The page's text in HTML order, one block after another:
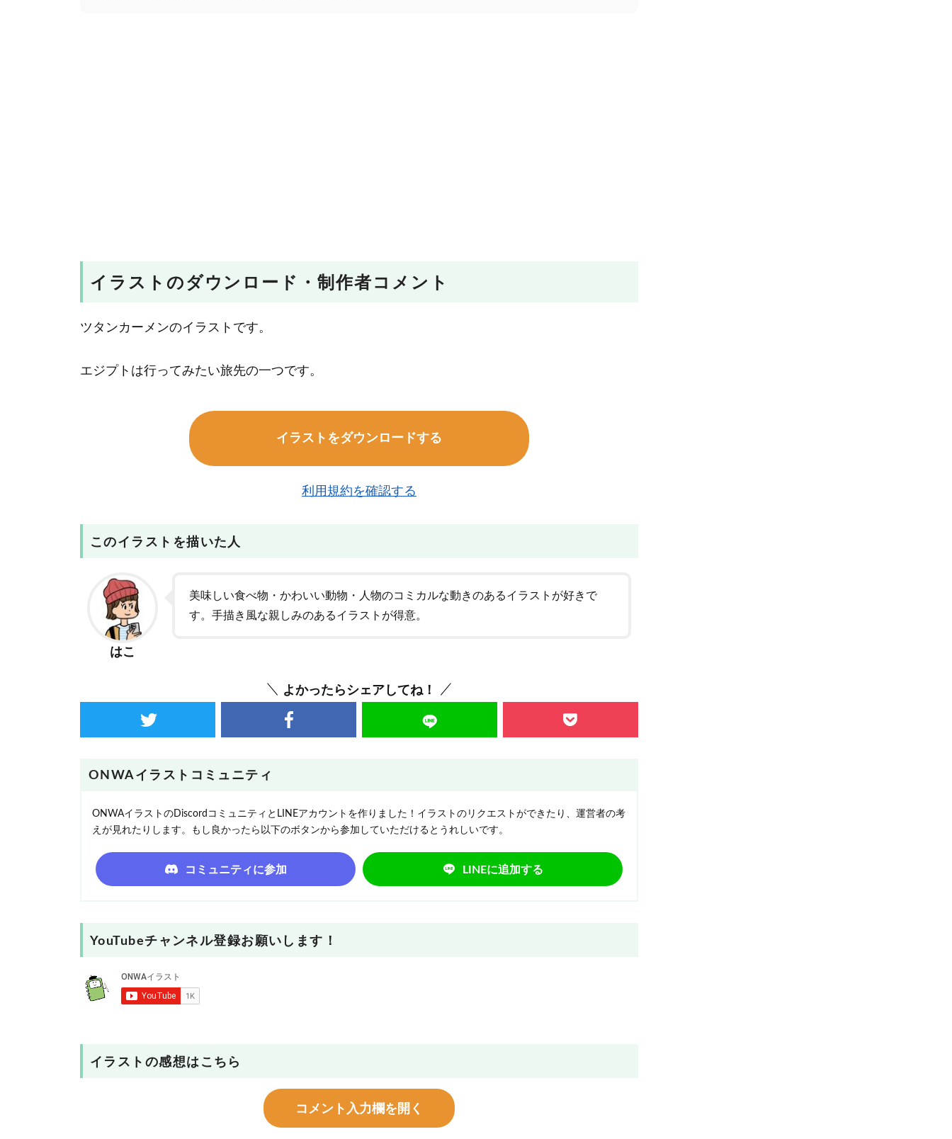
イラストのダウンロード・制作者コメント
ツタンカーメンのイラストです。
エジプトは行ってみたい旅先の一つです。
イラストをダウンロードする
利用規約を確認する
このイラストを描いた人
はこ
美味しい食べ物・かわいい動物・人物のコミカルな動きのあるイラストが好きで
す。手描き風な親しみのあるイラストが得意。
よかったらシェアしてね！
ONWAイラストコミュニティ
ONWAイラストのDiscordコミュニティとLINEアカウントを作りました！イラストのリクエストができたり、運営者の考
えが見れたりします。もし良かったら以下のボタンから参加していただけるとうれしいです。
コミュニティに参加 LINEに追加する
YouTubeチャンネル登録お願いします！
イラストの感想はこちら
コメント入力欄を開く